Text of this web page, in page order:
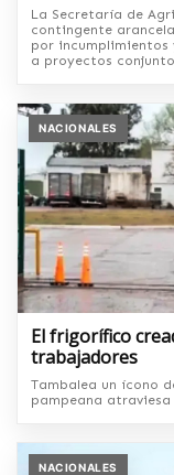
La Secretaría de
contingente
por
a proyectos
NACIONALES
El frigorífico
trabajadores
Tambalea un ícono
pampeana
NACIONALES